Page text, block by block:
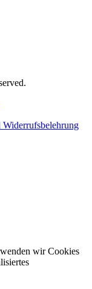
Widerrufsbelehrung
wir Cookies